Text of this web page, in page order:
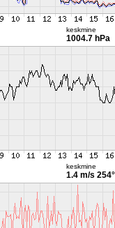
keskmine
1004.7 hPa
keskmine
1.4 m/s 254°